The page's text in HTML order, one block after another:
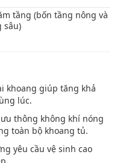
tầng (bốn tầng nông và
sâu)
khoang giúp tăng khả
lúc.
thông không khí nóng
toàn bộ khoang tủ.
yêu cầu vệ sinh cao